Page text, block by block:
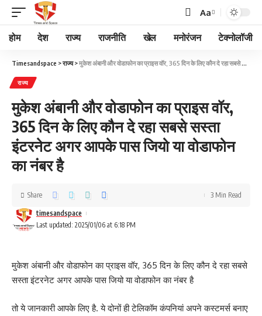
Aa
होम देश राज्य राजनीति खेल मनोरंजन टेक्नोलॉजी
Timesandspace >राज्य>मुकेश अंबानी और वोडाफोन का प्राइस वॉर, 365 दिन के लिए कौन दे रहा सबसे सस्ता इंटरनेट अगर आपके पास जियो या वोडाफोन का नंबर है
राज्य
मुकेश अंबानी और वोडाफोन का प्राइस वॉर,
365 दिन के लिए कौन दे रहा सबसे सस्ता
इंटरनेट अगर आपके पास जियो या वोडाफोन
का नंबर है
Last updated: 2025/01/06 at 6:18 PM
timesandspace
Share 3 Min Read
मुकेश अंबानी और वोडाफोन का प्राइस वॉर, 365 दिन के लिए कौन दे रहा सबसे
सस्ता इंटरनेट अगर आपके पास जियो या वोडाफोन का नंबर है
तो ये जानकारी आपके लिए है. ये दोनों ही टेलिकॉम कंपनियां अपने कस्टमर्स बनाए